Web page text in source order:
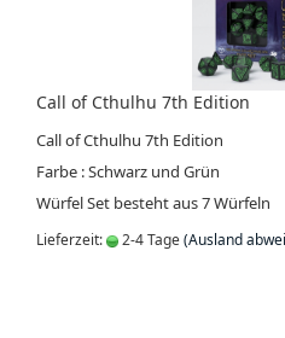
Call of Cthulhu 7th Edition
Call of Cthulhu 7th Edition
Farbe : Schwarz und Grün
Würfel Set besteht aus 7 Würfeln
Lieferzeit: 2-4 Tage(Ausland